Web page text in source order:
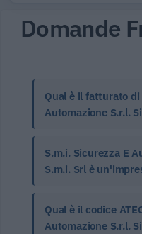
Domande
Qual è il fatturato di
Automazione S.r.l.
S.m.i. Sicurezza E
S.m.i. Srl è
Qual è il codice
Automazione S.r.l.